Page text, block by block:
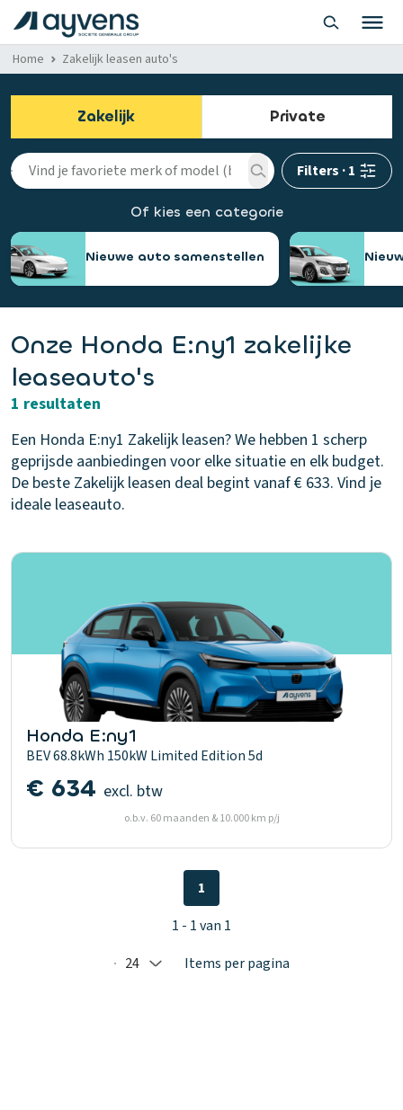
Home Zakelijk leasen auto's
Zakelijk Private
Filters ·1
Of kies een categorie
Nieuwe auto samenstellen
Onze Honda E:ny1 zakelijke
leaseauto's
1 resultaten
Een Honda E:ny1 Zakelijk leasen? We hebben 1 scherp
geprijsde aanbiedingen voor elke situatie en elk budget.
De beste Zakelijk leasen deal begint vanaf € 633. Vind je
ideale leaseauto.
Honda E:ny1
BEV 68.8kWh 150kW Limited Edition 5d
€ 634 excl. btw
o.b.v. 60 maanden & 10.000 km p/j
Selected: 24
24 Items per pagina
1
1 - 1 van 1